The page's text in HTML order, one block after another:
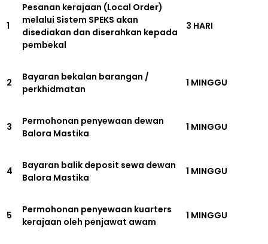
1
Pesanan kerajaan (Local Order)
melalui Sistem SPEKS akan
disediakan dan diserahkan kepada
pembekal
3 HARI
2
Bayaran bekalan barangan /
perkhidmatan
1 MINGGU
3
Permohonan penyewaan dewan
Balora Mastika
1 MINGGU
4
Bayaran balik deposit sewa dewan
Balora Mastika
1 MINGGU
5
Permohonan penyewaan kuarters
kerajaan oleh penjawat awam
1 MINGGU